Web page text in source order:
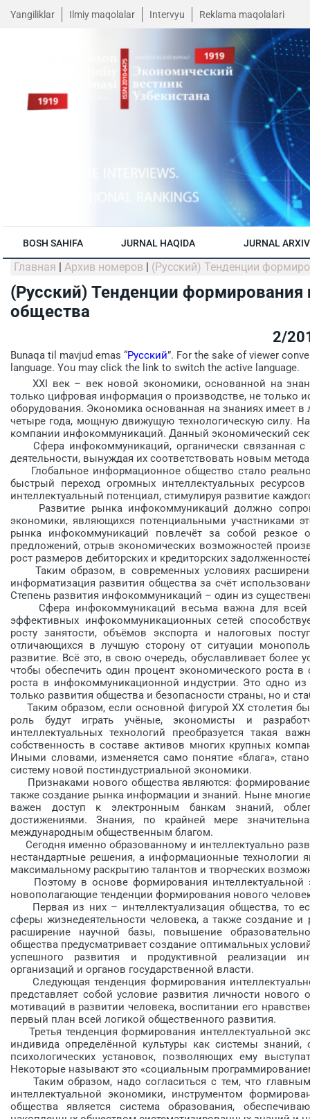
Yangiliklar Ilmiy maqolalar Intervyu Reklama maqolalari
BOSH SAHIFA JURNAL HAQIDA JURNAL
Главная | Архив номеров | (Русский) Тенденции
(Русский) Тенденции
общества
2/
Bunaqa til mavjud emas “Русский”. For the sake of viewer
language. You may click the link to switch the active language.
XXI век – век новой экономики, основанной на
только цифровая информация о производстве, не только
оборудования. Экономика основанная на знаниях имеет
четыре года, мощную движущую технологическую силу.
компании инфокоммуникаций. Данный экономический
Сфера инфокоммуникаций, органически связанная с
деятельности, вынуждая их соответствовать новым
Глобальное информационное об­щество стало
быстрый переход огромных интеллектуальных
интеллектуальный потенциал, стимулируя развитие
Развитие рынка инфокоммуникаций должно
экономики, являющихся потенциальными участниками
рынка инфокоммуникаций повлечёт за собой резкое
предложений, отрыв экономических возможностей
рост размеров дебиторских и кредиторских
Таким образом, в современных условиях
информатизация развития общества за счёт
Степень развития инфокоммуникаций – один из
Сфера инфокоммуникаций весьма важна для всей
эффективных инфокоммуникационных сетей
росту занятости, объёмов экспорта и налоговых
отличающихся в лучшую сторону от ситуации
развитие. Всё это, в свою очередь, обуславливает
чтобы обеспечить один процент экономического роста
роста в инфокоммуникационной индустрии. Это одно
только развития общества и безопасности страны, но и
Таким образом, если основной фигурой XX столетия
роль будут играть учёные, экономисты и
интеллектуальных технологий пре­образуется такая
собственность в составе активов многих крупных
Иными словами, изменяется само понятие «блага»,
систему новой постиндустриальной экономики.
Признаками нового общества яв­ляются:
также создание рынка информации и знаний. Ныне
важен доступ к электронным банкам знаний,
достижениями. Знания, по крайней мере
международным общественным благом.
Сегодня именно образованному и интеллектуально
нестандартные решения, а информационные технологии
максимальному раскрытию талантов и творческих
Поэтому в основе формирования интеллектуальной
новополагающие тенденции формирования нового
Первая из них – интеллектуализация общества, то
сферы жизнедеятельности чело­ве­ка, а также создание
расшире­ние научной базы, повышение
общества предусматривает соз­дание оптимальных
успешного развития и продуктивной реали­зации
организаций и органов государственной власти.
Следующая тенденция формирования
представляет собой ус­ловие развития личности
мотиваций в развитии че­ловека, воспитании его
первый план всей логикой общественного развития.
Третья тенденция формирования интеллектуальной
индивида определённой культуры как системы
психологических установок, позволяющих ему
Некоторые называют это «социальным
Таким образом, надо согласиться с тем, что главным
интеллектуальной экономики, инструментом
общества является система образования,